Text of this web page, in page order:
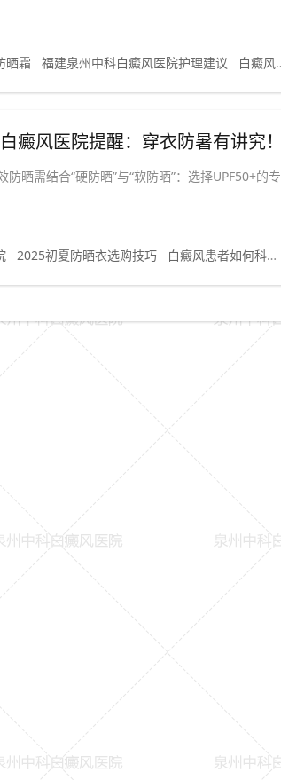
晒霜 福建泉州中科白癜风医院护理建议 白癜风夏季户外活动注意事项
癜风医院提醒：穿衣防暑有讲究！
晒需结合“硬防晒”与“软防晒”：选择UPF50+的专
2025初夏防晒衣选购技巧 白癜风患者如何科学防晒